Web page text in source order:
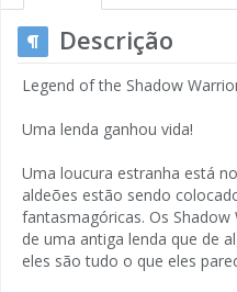
Descrição
Legend of the Shadow
Uma lenda ganhou vida!
Uma loucura estranha está
aldeões estão sendo
fantasmagóricas. Os
de uma antiga lenda que de
eles são tudo o que eles